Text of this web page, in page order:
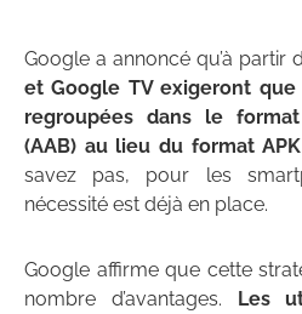
Google a annoncé qu’à partir
et Google TV exigeront
regroupées dans le
(AAB) au lieu du format
savez pas, pour les
nécessité est déjà en place.
Google affirme que cette
nombre d’avantages.
Les